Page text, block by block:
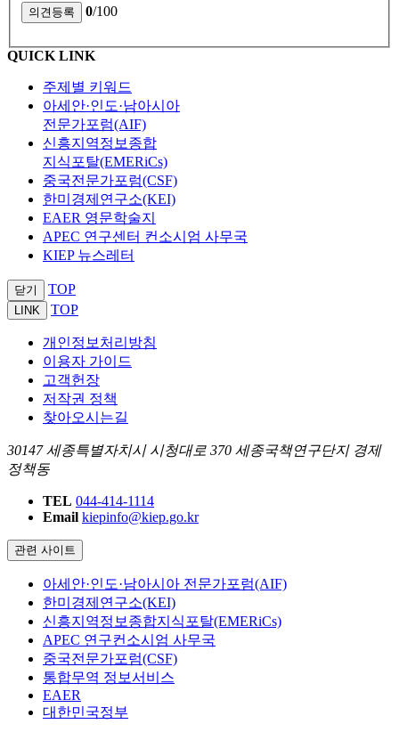
0/100
QUICK LINK
주제별 키워드
아세안·인도·남아시아
전문가포럼(AIF)
신흥지역정보종합
지식포탈(EMERiCs)
중국전문가포럼(CSF)
한미경제연구소(KEI)
EAER 영문학술지
APEC 연구센터 컨소시엄 사무국
KIEP 뉴스레터
닫기 TOP
LINK TOP
개인정보처리방침
이용자 가이드
고객헌장
저작권 정책
찾아오시는길
30147 세종특별자치시 시청대로 370 세종국책연구단지 경제
정책동
TEL 044-414-1114
Email kiepinfo@kiep.go.kr
관련 사이트
아세안·인도·남아시아 전문가포럼(AIF)
한미경제연구소(KEI)
신흥지역정보종합지식포탈(EMERiCs)
APEC 연구컨소시엄 사무국
중국전문가포럼(CSF)
통합무역 정보서비스
EAER
대한민국정부